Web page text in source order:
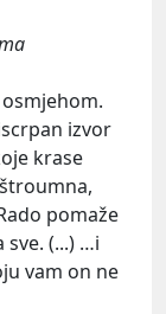
izvor
krase
pomaže
(...) …i
vam on ne